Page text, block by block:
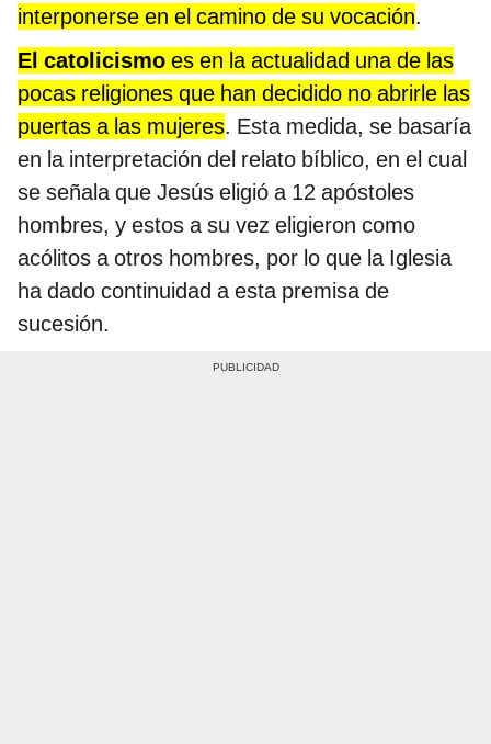
interponerse en el camino de su vocación.
El catolicismo es en la actualidad una de las
pocas religiones que han decidido no abrirle las
puertas a las mujeres. Esta medida, se basaría
en la interpretación del relato bíblico, en el cual
se señala que Jesús eligió a 12 apóstoles
hombres, y estos a su vez eligieron como
acólitos a otros hombres, por lo que la Iglesia
ha dado continuidad a esta premisa de
sucesión.